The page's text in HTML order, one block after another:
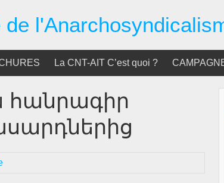
de
La CNT-AIT C’est quoi ?